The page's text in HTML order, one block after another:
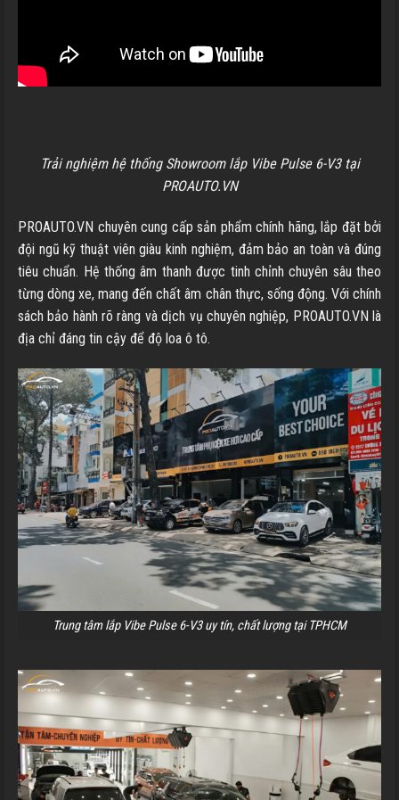
Trải nghiệm hệ thống Showroom lắp Vibe Pulse 6-V3 tại
PROAUTO.VN
PROAUTO.VN chuyên cung cấp sản phẩm chính hãng, lắp đặt bởi
đội ngũ kỹ thuật viên giàu kinh nghiệm, đảm bảo an toàn và đúng
tiêu chuẩn. Hệ thống âm thanh được tinh chỉnh chuyên sâu theo
từng dòng xe, mang đến chất âm chân thực, sống động. Với chính
sách bảo hành rõ ràng và dịch vụ chuyên nghiệp, PROAUTO.VN là
địa chỉ đáng tin cậy để độ loa ô tô.
Trung tâm lắp Vibe Pulse 6-V3 uy tín, chất lượng tại TPHCM